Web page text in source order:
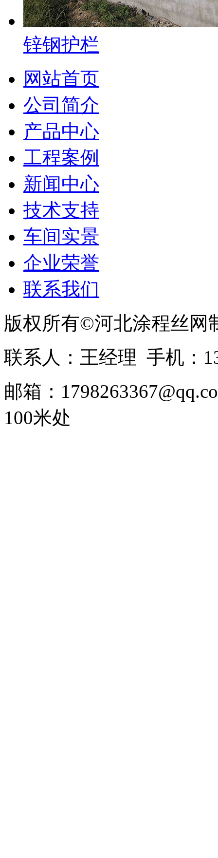
锌钢护栏
网站首页
公司简介
产品中心
工程案例
新闻中心
技术支持
车间实景
企业荣誉
联系我们
版权所有©河北涂程丝网
联系人：王经理 手机：
邮箱：
100米处